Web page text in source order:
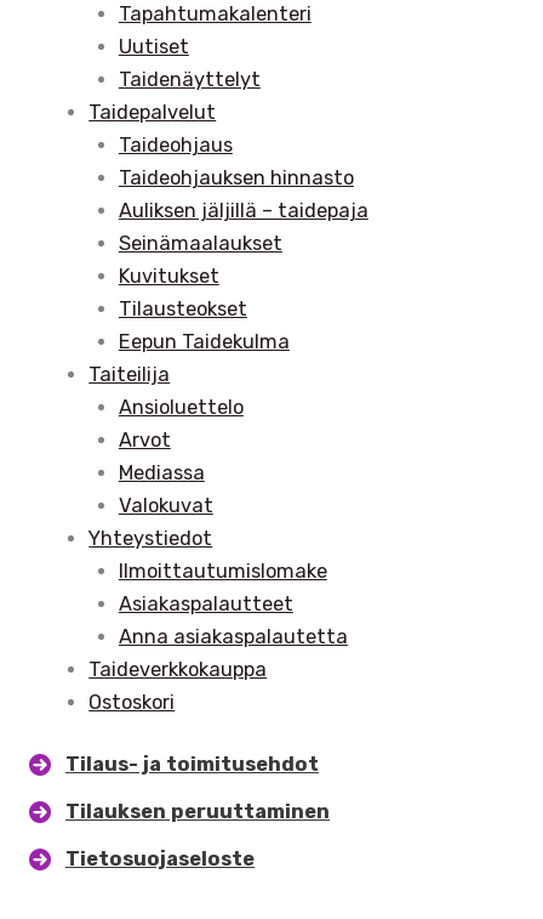
Tapahtumakalenteri
Uutiset
Taidenäyttelyt
Taidepalvelut
Taideohjaus
Taideohjauksen hinnasto
Auliksen jäljillä – taidepaja
Seinämaalaukset
Kuvitukset
Tilausteokset
Eepun Taidekulma
Taiteilija
Ansioluettelo
Arvot
Mediassa
Valokuvat
Yhteystiedot
Ilmoittautumislomake
Asiakaspalautteet
Anna asiakaspalautetta
Taideverkkokauppa
Ostoskori
Tilaus- ja toimitusehdot
Tilauksen peruuttaminen
Tietosuojaseloste